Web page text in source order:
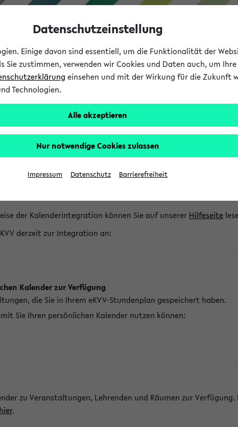
und Newsfeeds
Veranstaltungstermine in eine Vielzahl von
der Kalenderintegration können Sie auf unserer Hilfeseite
derzeit zur Integration an:
Kalender zur Verfügung
die Sie in Ihrem eKVV-Stundenplan gespeichert haben.
Sie Ihren persönlichen Kalender nutzen können:
zu Veranstaltungen, Lehrenden und Räumen zur
.
Datenschutzeinstellung
Einige davon sind essentiell, um die Funktionalität der
Sie zustimmen, verwenden wir Cookies und Daten auch, um
einsehen und mit der Wirkung für die Zukunft
Technologien.
Alle akzeptieren
Nur notwendige Cookies zulassen
Impressum Datenschutz Barrierefreiheit